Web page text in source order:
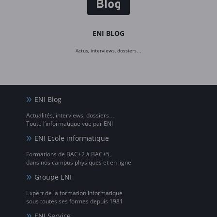
ENI BLOG
Actus, interviews, dossiers…
ENI Blog
Actualités, interviews, dossiers…
Toute l’informatique vue par ENI
ENI Ecole informatique
Formations de BAC+2 à BAC+5,
dans nos campus physiques et en ligne
Groupe ENI
Expert de la formation informatique
sous toutes ses formes depuis 1981